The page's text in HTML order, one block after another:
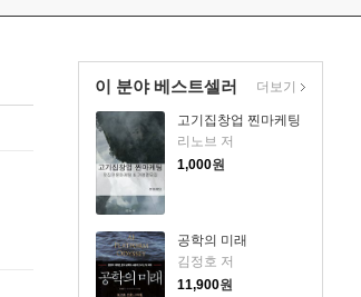
이 분야 베스트셀러
고기집창업 찐마케팅
리노브 저
1,000원
공학의 미래
김정호 저
11,900원
더보기